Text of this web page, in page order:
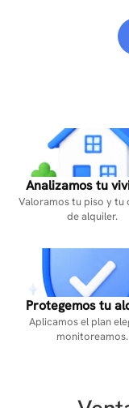
Analizamos tu
Valoramos tu piso y tu
de alquiler.
Protegemos tu
Aplicamos el plan
monitoreamos.